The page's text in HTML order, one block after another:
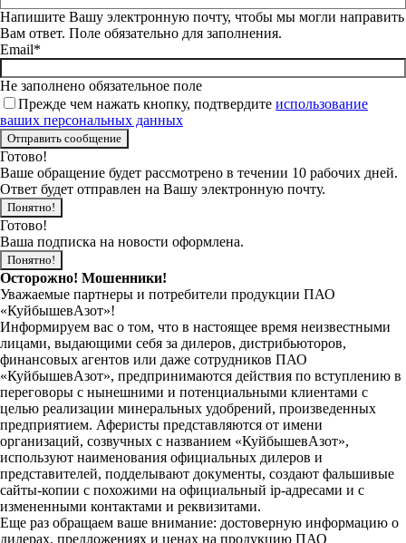
Напишите Вашу электронную почту, чтобы мы могли направить
Вам ответ. Поле обязательно для заполнения.
Email*
Не заполнено обязательное поле
Прежде чем нажать кнопку, подтвердите использование
ваших персональных данных
Готово!
Ваше обращение будет рассмотрено в течении 10 рабочих дней.
Ответ будет отправлен на Вашу электронную почту.
Понятно!
Готово!
Ваша подписка на новости оформлена.
Понятно!
Осторожно! Мошенники!
Уважаемые партнеры и потребители продукции ПАО
«КуйбышевАзот»!
Информируем вас о том, что в настоящее время неизвестными
лицами, выдающими себя за дилеров, дистрибьюторов,
финансовых агентов или даже сотрудников ПАО
«КуйбышевАзот», предпринимаются действия по вступлению в
переговоры с нынешними и потенциальными клиентами с
целью реализации минеральных удобрений, произведенных
предприятием. Аферисты представляются от имени
организаций, созвучных с названием «КуйбышевАзот»,
используют наименования официальных дилеров и
представителей, подделывают документы, создают фальшивые
сайты-копии с похожими на официальный ip-адресами и с
измененными контактами и реквизитами.
Еще раз обращаем ваше внимание: достоверную информацию о
дилерах, предложениях и ценах на продукцию ПАО